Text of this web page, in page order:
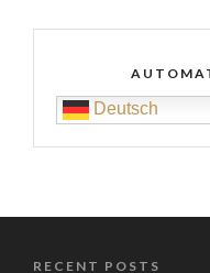
Deutsch
RECENT POSTS